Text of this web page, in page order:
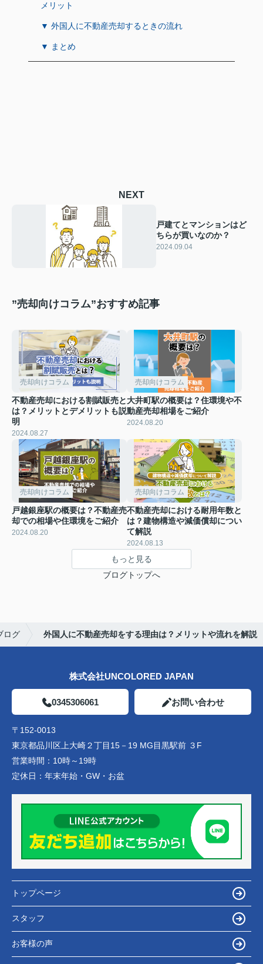
メリット
▼ 外国人に不動産売却するときの流れ
▼ まとめ
NEXT
戸建てとマンションはど
ちらが買いなのか？
2024.09.04
”売却向けコラム”おすすめ記事
売却向けコラム
不動産売却における割賦販売と
は？メリットとデメリットも説
明
2024.08.27
売却向けコラム
大井町駅の概要は？住環境や不
動産売却相場をご紹介
2024.08.20
売却向けコラム
戸越銀座駅の概要は？不動産売
却での相場や住環境をご紹介
2024.08.20
売却向けコラム
不動産売却における耐用年数と
は？建物構造や減価償却につい
て解説
2024.08.13
もっと見る
ブログトップへ
ログ 外国人に不動産売却をする理由は？メリットや流れを解説
株式会社UNCOLORED JAPAN
0345306061 お問い合わせ
〒152-0013
東京都品川区上大崎２丁目15－19 MG目黒駅前 ３F
営業時間： 10時～19時
定休日： 年末年始・GW・お盆
トップページ
スタッフ
お客様の声